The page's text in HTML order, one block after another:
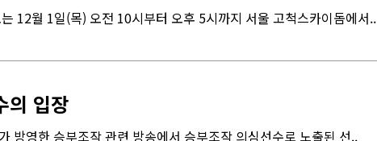
12월 1일(목) 오전 10시부터 오후 5시까지 서울 고척스카이돔에서..
의 입장
방영한 승부조작 관련 방송에서 승부조작 의심선수로 노출된 선..